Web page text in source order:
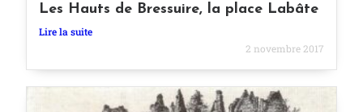
Les Hauts de Bressuire, la place Labâte
Lire la suite
2 novembre 2017